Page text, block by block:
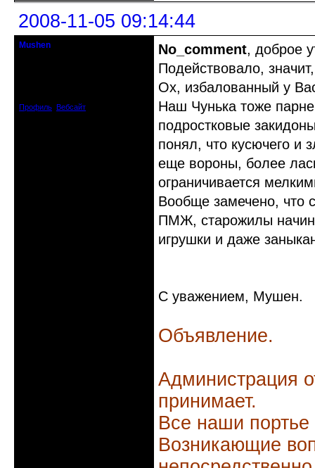
2008-11-05 09:14:44
Mushen
Профиль Вебсайт
No_comment, доброе
Подействовало,
Ох, избалованный у
Наш Чунька тоже
подростковые
понял, что кусючего и
еще вороны, более
ограничивается
Вообще замечено, что
ПМЖ, старожилы
игрушки и даже
С уважением, Мушен.
Объявление.
Администрация
принимает.
Все наши
Возникающие